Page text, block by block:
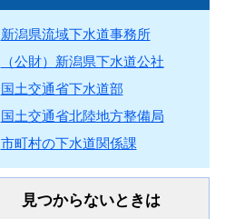
新潟県流域下水道事務所
（公財）新潟県下水道公社
国土交通省下水道部
国土交通省北陸地方整備局
市町村の下水道関係課
見つからないときは